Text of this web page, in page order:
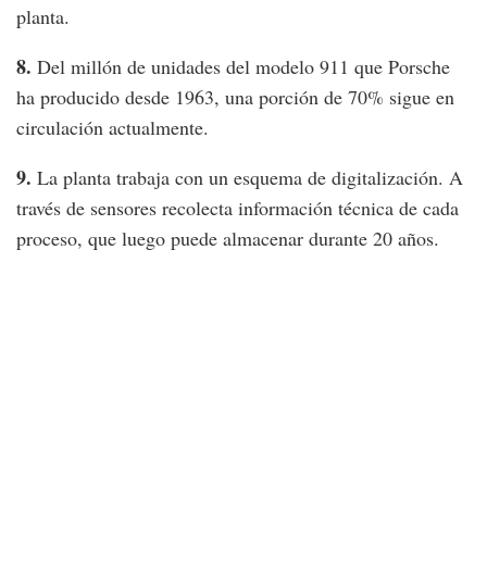
planta.
8. Del millón de unidades del modelo 911 que Porsche
ha producido desde 1963, una porción de 70% sigue en
circulación actualmente.
9. La planta trabaja con un esquema de digitalización. A
través de sensores recolecta información técnica de cada
proceso, que luego puede almacenar durante 20 años.